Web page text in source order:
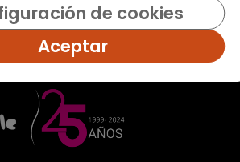
de cookies
Aceptar